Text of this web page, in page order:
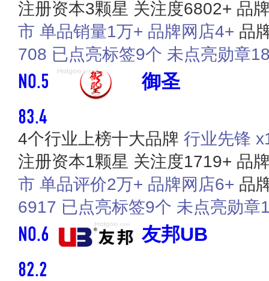
注册资本3颗星 关注度6802+ 品
市 单品销量1万+ 品牌网店4+ 品
708 已点亮标签9个 未点亮勋章
NO.5 御圣
83.4
4个行业上榜十大品牌 行业先锋
注册资本1颗星 关注度1719+ 品
市 单品评价2万+ 品牌网店6+ 品
6917 已点亮标签9个 未点亮勋章
NO.6 友邦UB
82.2